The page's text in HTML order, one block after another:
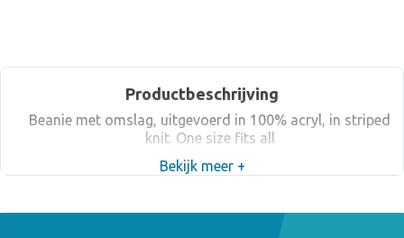
Productbeschrijving
Beanie met omslag, uitgevoerd in 100% acryl, in striped
knit. One size fits all
Bekijk meer +